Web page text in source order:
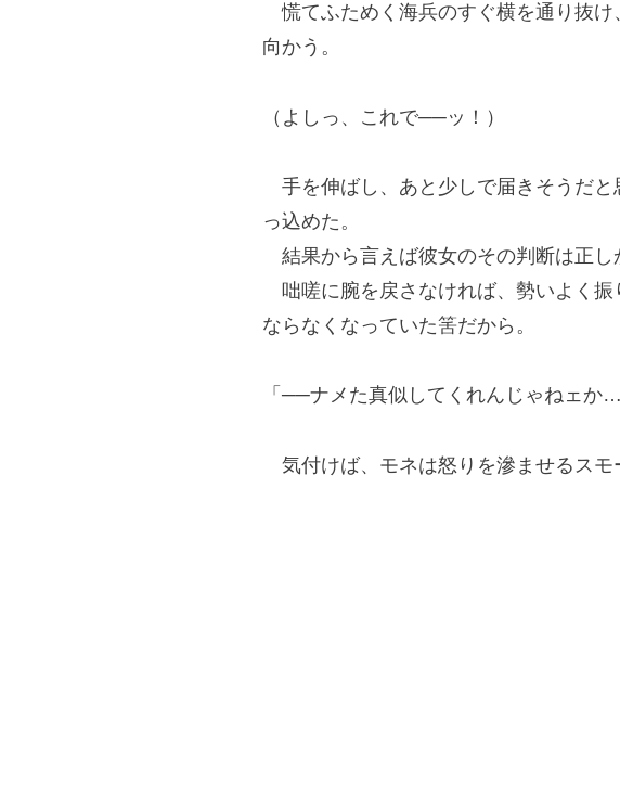
慌てふためく海兵のすぐ横を通り抜け
向かう。
（よしっ、これで──ッ！）
手を伸ばし、あと少しで届きそうだと
っ込めた。
結果から言えば彼女のその判断は正し
咄嗟に腕を戻さなければ、勢いよく振
ならなくなっていた筈だから。
「──ナメた真似してくれんじゃねェ
気付けば、モネは怒りを滲ませるスモ